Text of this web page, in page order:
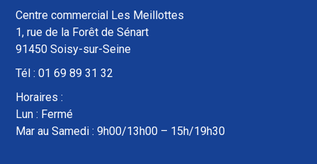
Centre commercial Les Meillottes
1, rue de la Forêt de Sénart
91450 Soisy-sur-Seine
Tél : 01 69 89 31 32
Horaires :
Lun : Fermé
Mar au Samedi : 9h00/13h00 – 15h/19h30